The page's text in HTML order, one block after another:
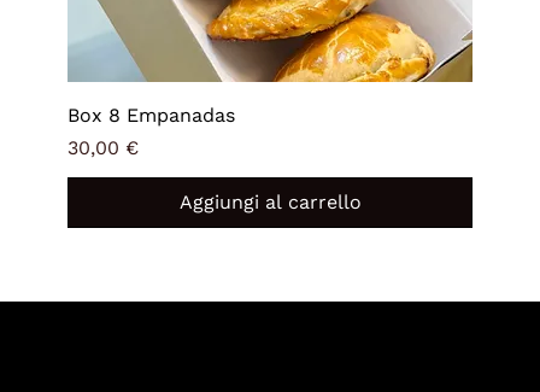
Box 8 Empanadas
Prezzo
30,00 €
Aggiungi al carrello